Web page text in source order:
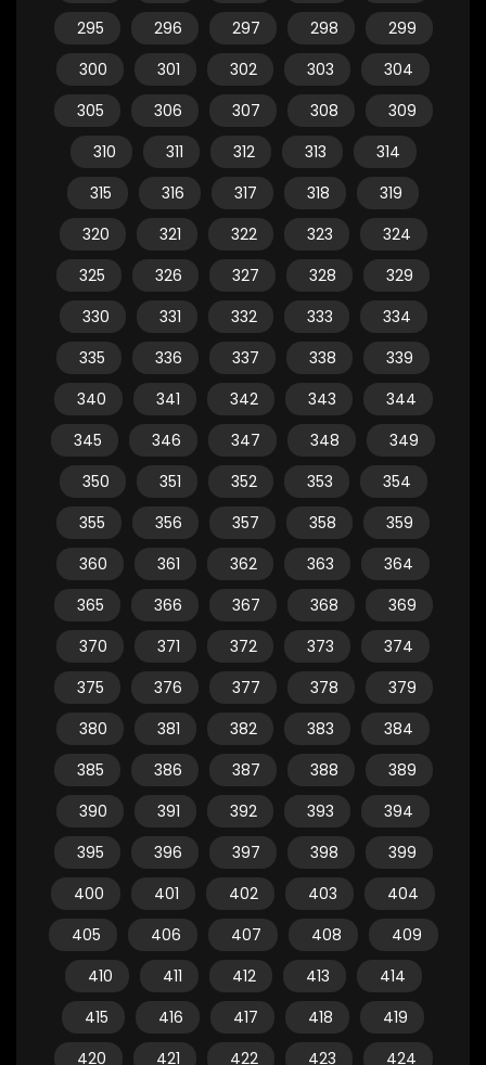
295
296 297 298
299
300
301 302 303
304
305
306 307 308
309
310
311 312 313
314
315
316 317 318
319
320
321 322 323
324
325
326 327 328
329
330
331 332 333
334
335
336 337 338
339
340
341 342 343
344
345
346 347 348
349
350
351 352 353
354
355
356 357 358
359
360
361 362 363
364
365
366 367 368
369
370
371 372 373
374
375
376 377 378
379
380
381 382 383
384
385
386 387 388
389
390
391 392 393
394
395
396 397 398
399
400
401 402 403
404
405
406 407 408
409
410
411 412 413
414
415
416 417 418
419
420
421 422 423 424